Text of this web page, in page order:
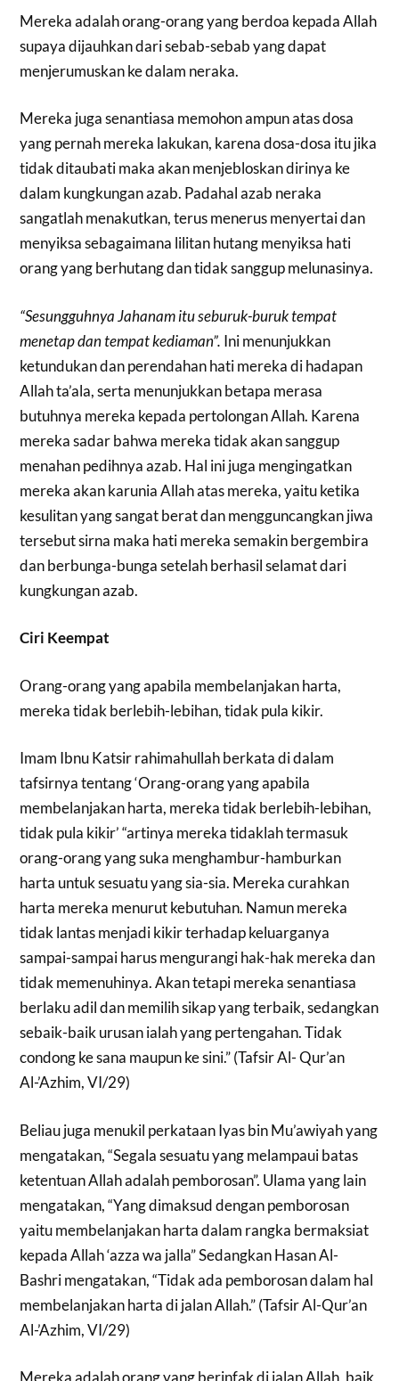
Mereka adalah orang-orang yang berdoa kepada Allah
supaya dijauhkan dari sebab-sebab yang dapat
menjerumuskan ke dalam neraka.
Mereka juga senantiasa memohon ampun atas dosa
yang pernah mereka lakukan, karena dosa-dosa itu jika
tidak ditaubati maka akan menjebloskan dirinya ke
dalam kungkungan azab. Padahal azab neraka
sangatlah menakutkan, terus menerus menyertai dan
menyiksa sebagaimana lilitan hutang menyiksa hati
orang yang berhutang dan tidak sanggup melunasinya.
“Sesungguhnya Jahanam itu seburuk-buruk tempat
menetap dan tempat kediaman”. Ini menunjukkan
ketundukan dan perendahan hati mereka di hadapan
Allah ta’ala, serta menunjukkan betapa merasa
butuhnya mereka kepada pertolongan Allah. Karena
mereka sadar bahwa mereka tidak akan sanggup
menahan pedihnya azab. Hal ini juga mengingatkan
mereka akan karunia Allah atas mereka, yaitu ketika
kesulitan yang sangat berat dan mengguncangkan jiwa
tersebut sirna maka hati mereka semakin bergembira
dan berbunga-bunga setelah berhasil selamat dari
kungkungan azab.
Ciri Keempat
Orang-orang yang apabila membelanjakan harta,
mereka tidak berlebih-lebihan, tidak pula kikir.
Imam Ibnu Katsir rahimahullah berkata di dalam
tafsirnya tentang ‘Orang-orang yang apabila
membelanjakan harta, mereka tidak berlebih-lebihan,
tidak pula kikir’ “artinya mereka tidaklah termasuk
orang-orang yang suka menghambur-hamburkan
harta untuk sesuatu yang sia-sia. Mereka curahkan
harta mereka menurut kebutuhan. Namun mereka
tidak lantas menjadi kikir terhadap keluarganya
sampai-sampai harus mengurangi hak-hak mereka dan
tidak memenuhinya. Akan tetapi mereka senantiasa
berlaku adil dan memilih sikap yang terbaik, sedangkan
sebaik-baik urusan ialah yang pertengahan. Tidak
condong ke sana maupun ke sini.” (Tafsir Al- Qur’an
Al-’Azhim, VI/29)
Beliau juga menukil perkataan Iyas bin Mu’awiyah yang
mengatakan, “Segala sesuatu yang melampaui batas
ketentuan Allah adalah pemborosan”. Ulama yang lain
mengatakan, “Yang dimaksud dengan pemborosan
yaitu membelanjakan harta dalam rangka bermaksiat
kepada Allah ‘azza wa jalla” Sedangkan Hasan Al-
Bashri mengatakan, “Tidak ada pemborosan dalam hal
membelanjakan harta di jalan Allah.” (Tafsir Al-Qur’an
Al-’Azhim, VI/29)
Mereka adalah orang yang berinfak di jalan Allah, baik